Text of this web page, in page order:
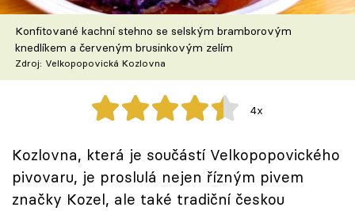
Těhotnej kuchař
Sledujte prima+
Přihlášení
Sledujte nás
Konfitované kachní stehno se selským bramborovým
knedlíkem a červeným brusinkovým zelím
Zdroj: Velkopopovická Kozlovna
4x
Kozlovna, která je součástí Velkopopovického
pivovaru, je proslulá nejen řízným pivem
značky Kozel, ale také tradiční českou